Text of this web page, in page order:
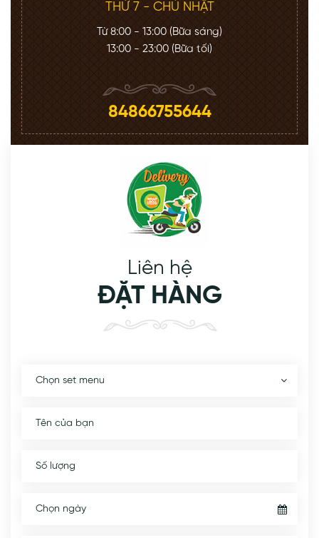
THỨ 7 - CHỦ NHẬT
Từ 8:00 - 13:00 (Bữa sáng)
13:00 - 23:00 (Bữa tối)
84866755644
Liên hệ
ĐẶT HÀNG